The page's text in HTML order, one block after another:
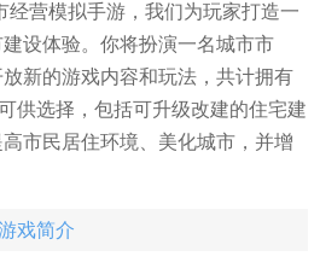
经营模拟手游，我们为玩家打造一
设体验。你将扮演一名城市市
新的游戏内容和玩法，共计拥有
供选择，包括可升级改建的住宅建
市民居住环境、美化城市，并增
戏简介